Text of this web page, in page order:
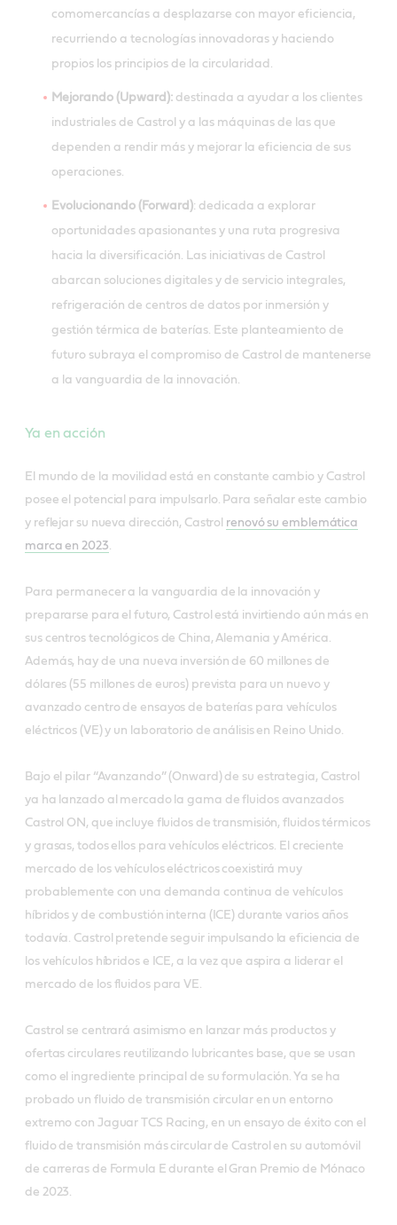
comomercancías a desplazarse con mayor eficiencia,
recurriendo a tecnologías innovadoras y haciendo
propios los principios de la circularidad.
Mejorando (Upward): destinada a ayudar a los clientes
industriales de Castrol y a las máquinas de las que
dependen a rendir más y mejorar la eficiencia de sus
operaciones.
Evolucionando (Forward): dedicada a explorar
oportunidades apasionantes y una ruta progresiva
hacia la diversificación. Las iniciativas de Castrol
abarcan soluciones digitales y de servicio integrales,
refrigeración de centros de datos por inmersión y
gestión térmica de baterías. Este planteamiento de
futuro subraya el compromiso de Castrol de mantenerse
a la vanguardia de la innovación.
Ya en acción
El mundo de la movilidad está en constante cambio y Castrol
posee el potencial para impulsarlo. Para señalar este cambio
y reflejar su nueva dirección, Castrol renovó su emblemática
marca en 2023
Para permanecer a la vanguardia de la innovación y
prepararse para el futuro, Castrol está invirtiendo aún más en
sus centros tecnológicos de China, Alemania y América.
Además, hay de una nueva inversión de 60 millones de
dólares (55 millones de euros) prevista para un nuevo y
avanzado centro de ensayos de baterías para vehículos
eléctricos (VE) y un laboratorio de análisis en Reino Unido.
Bajo el pilar “Avanzando” (Onward) de su estrategia, Castrol
ya ha lanzado al mercado la gama de fluidos avanzados
Castrol ON, que incluye fluidos de transmisión, fluidos térmicos
y grasas, todos ellos para vehículos eléctricos. El creciente
mercado de los vehículos eléctricos coexistirá muy
probablemente con una demanda continua de vehículos
híbridos y de combustión interna (ICE) durante varios años
todavía. Castrol pretende seguir impulsando la eficiencia de
los vehículos híbridos e ICE, a la vez que aspira a liderar el
mercado de los fluidos para VE.
Castrol se centrará asimismo en lanzar más productos y
ofertas circulares reutilizando lubricantes base, que se usan
como el ingrediente principal de su formulación. Ya se ha
probado un fluido de transmisión circular en un entorno
extremo con Jaguar TCS Racing, en un ensayo de éxito con el
fluido de transmisión más circular de Castrol en su automóvil
de carreras de Formula E durante el Gran Premio de Mónaco
de 2023.